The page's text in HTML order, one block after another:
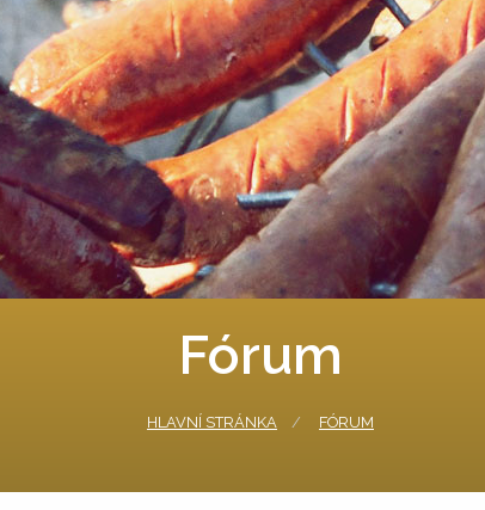
Fórum
HLAVNÍ STRÁNKA FÓRUM